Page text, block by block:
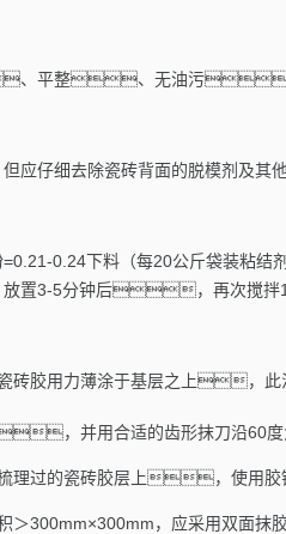
、平整、无油污
应仔细去除瓷砖背面的脱模剂
=0.21-0.24下料（每20公斤袋装粘
置3-5分钟后，再次搅拌
砖胶用力薄涂于基层之上，此
，并用合适的齿形抹刀沿60
理过的瓷砖胶层上，使用胶
＞300mm×300mm，应采用双面